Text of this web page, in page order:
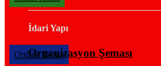
OnlIne Belge
İdari Yapı
Organizasyon Şeması